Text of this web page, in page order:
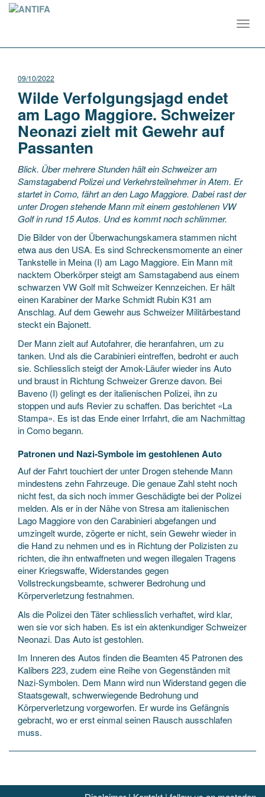
09/10/2022
Wilde Verfolgungsjagd endet
am Lago Maggiore. Schweizer
Neonazi zielt mit Gewehr auf
Passanten
Blick. Über mehrere Stunden hält ein Schweizer am
Samstagabend Polizei und Verkehrsteilnehmer in Atem. Er
startet in Como, fährt an den Lago Maggiore. Dabei rast der
unter Drogen stehende Mann mit einem gestohlenen VW
Golf in rund 15 Autos. Und es kommt noch schlimmer.
Die Bilder von der Überwachungskamera stammen nicht
etwa aus den USA. Es sind Schreckensmomente an einer
Tankstelle in Meina (I) am Lago Maggiore. Ein Mann mit
nacktem Oberkörper steigt am Samstagabend aus einem
schwarzen VW Golf mit Schweizer Kennzeichen. Er hält
einen Karabiner der Marke Schmidt Rubin K31 am
Anschlag. Auf dem Gewehr aus Schweizer Militärbestand
steckt ein Bajonett.
Der Mann zielt auf Autofahrer, die heranfahren, um zu
tanken. Und als die Carabinieri eintreffen, bedroht er auch
sie. Schliesslich steigt der Amok-Läufer wieder ins Auto
und braust in Richtung Schweizer Grenze davon. Bei
Baveno (I) gelingt es der italienischen Polizei, ihn zu
stoppen und aufs Revier zu schaffen. Das berichtet «La
Stampa». Es ist das Ende einer Irrfahrt, die am Nachmittag
in Como begann.
Patronen und Nazi-Symbole im gestohlenen Auto
Auf der Fahrt touchiert der unter Drogen stehende Mann
mindestens zehn Fahrzeuge. Die genaue Zahl steht noch
nicht fest, da sich noch immer Geschädigte bei der Polizei
melden. Als er in der Nähe von Stresa am italienischen
Lago Maggiore von den Carabinieri abgefangen und
umzingelt wurde, zögerte er nicht, sein Gewehr wieder in
die Hand zu nehmen und es in Richtung der Polizisten zu
richten, die ihn entwaffneten und wegen illegalen Tragens
einer Kriegswaffe, Widerstandes gegen
Vollstreckungsbeamte, schwerer Bedrohung und
Körperverletzung festnahmen.
Als die Polizei den Täter schliesslich verhaftet, wird klar,
wen sie vor sich haben. Es ist ein aktenkundiger Schweizer
Neonazi. Das Auto ist gestohlen.
Im Inneren des Autos finden die Beamten 45 Patronen des
Kalibers 223, zudem eine Reihe von Gegenständen mit
Nazi-Symbolen. Dem Mann wird nun Widerstand gegen die
Staatsgewalt, schwerwiegende Bedrohung und
Körperverletzung vorgeworfen. Er wurde ins Gefängnis
gebracht, wo er erst einmal seinen Rausch ausschlafen
muss.